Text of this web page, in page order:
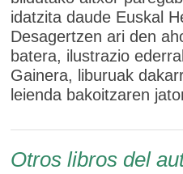
idatzita daude Euskal
Desagertzen ari den
batera, ilustrazio
Gainera, liburuak
leienda bakoitzaren
Otros libros del